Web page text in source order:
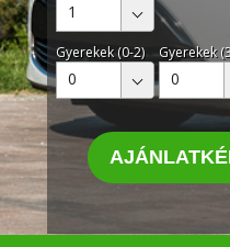
1
Gyerekek (0-2)
0
Gyerekek
0